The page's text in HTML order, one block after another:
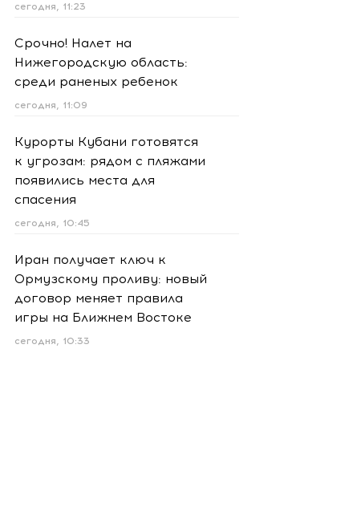
сегодня, 11:23
Срочно! Налет на
Нижегородскую область:
среди раненых ребенок
сегодня, 11:09
Курорты Кубани готовятся
к угрозам: рядом с пляжами
появились места для
спасения
сегодня, 10:45
Иран получает ключ к
Ормузскому проливу: новый
договор меняет правила
игры на Ближнем Востоке
сегодня, 10:33